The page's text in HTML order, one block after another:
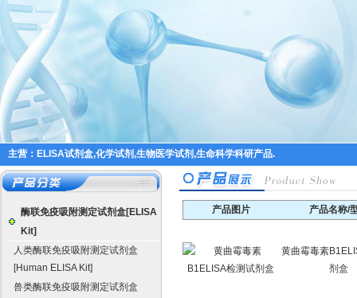
主营：ELISA试剂盒,化学试剂,生物医学试剂,生命科学科研产品.
酶联免疫吸附测定试剂盒[ELISA
Kit]
人类酶联免疫吸附测定试剂盒
[Human ELISA Kit]
兽类酶联免疫吸附测定试剂盒
产品图片 产品名称/
黄曲霉毒素
剂盒